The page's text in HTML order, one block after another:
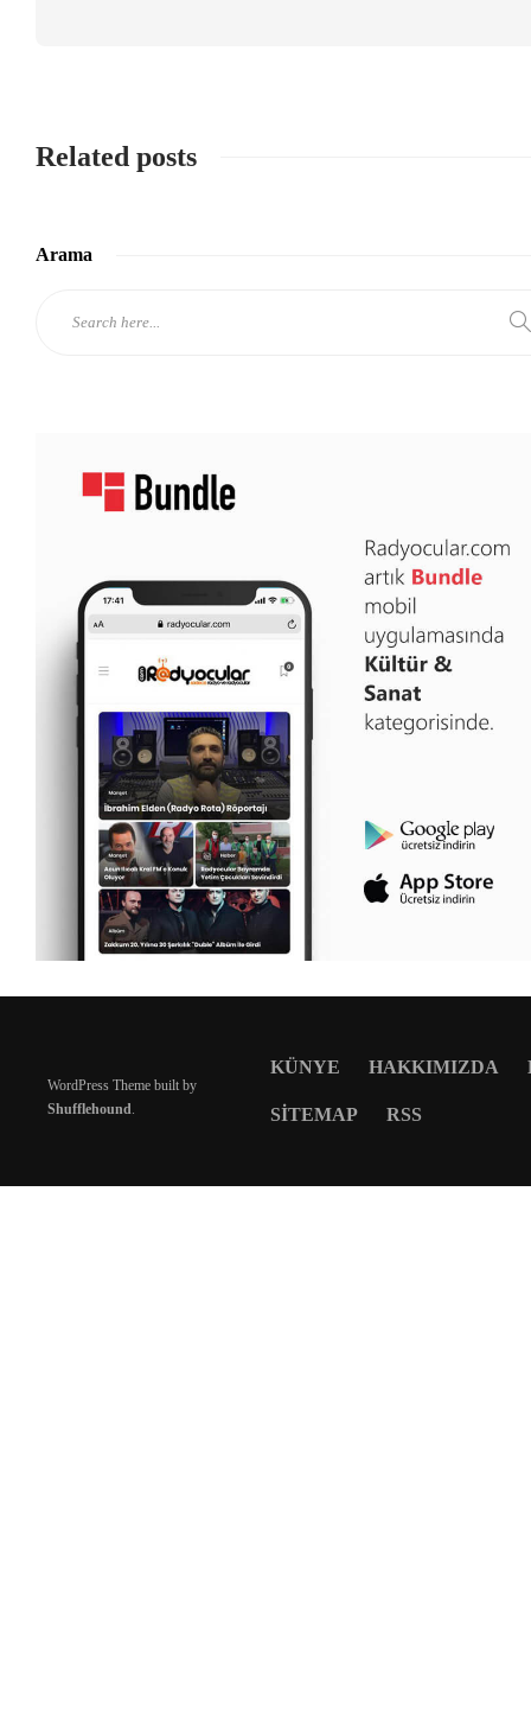
Related posts
Arama
WordPress Theme built by
Shufflehound.
KÜNYE HAKKIMIZDA
SITEMAP RSS